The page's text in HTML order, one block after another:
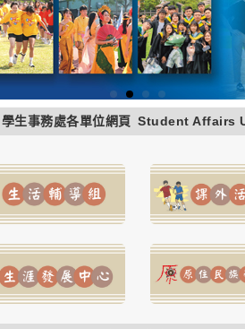
學生事務處各單位網頁 Student Affairs